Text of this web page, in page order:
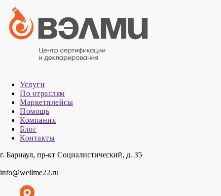
Услуги
По отраслям
Маркетплейсы
Помощь
Компания
Блог
Контакты
г. Барнаул, пр-кт Социалистический, д. 35
info@wellme22.ru